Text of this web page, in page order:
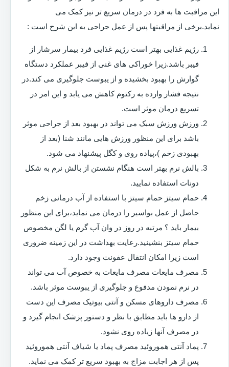
این مراقبت ها به فرد در درمان سریع تر نیز کمک می
نماید.برخی از مراقبتها پس از عمل جراحی به این شرح است :
رژیم غذایی بهتر است رژیم غذایی فرد بیمار سرشار از
فیبر باشد.زیرا خوراکی های غنی از فیبر عملکرد دستگاه
گوارش را بهبود بخشیده و از یبوست جلوگیری می کند.در
نتیجه فشار وارده به رکتوم کاهش می یابد و این امر در
تسریع درمان موثر است.
ورزش ورزش سبک می تواند در بهبود بعد از جراحی موثر
باشد برای این منظور ورزش هایی مانند شنا (بعد از
بهبودی زخم )،پیاده روی و کگل پیشنهاد می شود.
بالش نرم بهتر است هنگام نشستن از بالش نرم به شکل
دونات استفاده نمایید.
حمام سیتز حمام سیتز با استفاده از آب درمانی زخم
حاصل از عمل بواسیر را درمان می نماید،برای این منظور
بیمار باید ؟ مرتبه در روز در وان آب گرم یا لگن مخصوص
حمام سیتز بنشینید.رعایت بهداشت در این زمینه ضروری
است زیرا امکان انتقال عفونت وجود دارد.
مصرف مایعات مصرف مایعات به خصوص آب می تواند
در نرم نمودن مدفوع و جلوگیری از یبوست موثر باشد.
مصرف داروهای مسکن و آنتی بیوتیک مصرف این دست
از دارو ها باید مطابق با نظر و دستور پزشک انجام گیرد و
در مصرف آنها زیاده روی نشود.
پماد آنتی هموروئید مصرف پماد یا شیاف آنتی هموروئید
پس از هر اجابت مزاج به بهبود سریع تر کمک می نماید.